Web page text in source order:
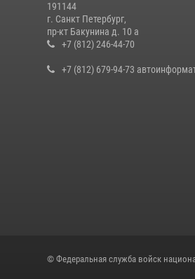
191144
г. Санкт Петербург,
пр-кт Бакунина д. 10 а
+7 (812) 246-44-70
+7 (812) 679-94-73
© Федеральная служба войск